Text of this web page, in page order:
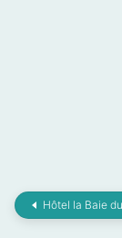
Hôtel la Baie